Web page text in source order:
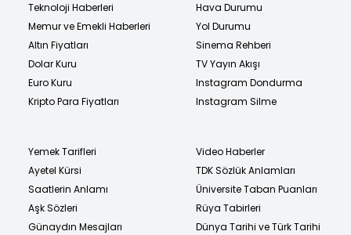
Teknoloji Haberleri
Memur ve Emekli Haberleri
Altın Fiyatları
Dolar Kuru
Euro Kuru
Kripto Para Fiyatları
Hava Durumu
Yol Durumu
Sinema Rehberi
TV Yayın Akışı
Instagram Dondurma
Instagram Silme
Yemek Tarifleri
Ayetel Kürsi
Saatlerin Anlamı
Aşk Sözleri
Günaydın Mesajları
Video Haberler
TDK Sözlük Anlamları
Üniversite Taban Puanları
Rüya Tabirleri
Dünya Tarihi ve Türk Tarihi